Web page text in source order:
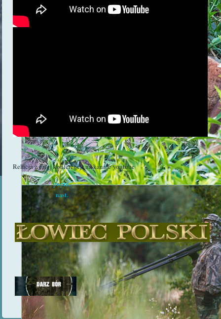
Relacja z całej konferencji na kanale youtube
poprz.
nast.